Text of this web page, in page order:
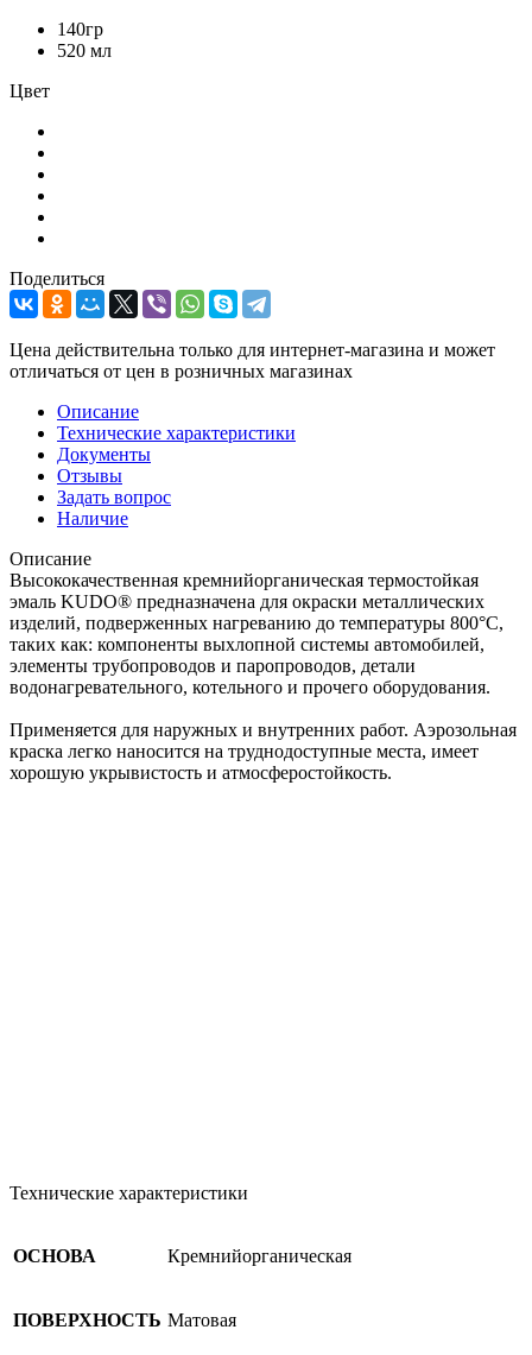
140гр
520 мл
Цвет
Поделиться
Цена действительна только для интернет-магазина и может
отличаться от цен в розничных магазинах
Описание
Технические характеристики
Документы
Отзывы
Задать вопрос
Наличие
Описание
Высококачественная кремнийорганическая термостойкая
эмаль KUDO® предназначена для окраски металлических
изделий, подверженных нагреванию до температуры 800°C,
таких как: компоненты выхлопной системы автомобилей,
элементы трубопроводов и паропроводов, детали
водонагревательного, котельного и прочего оборудования.
Применяется для наружных и внутренних работ. Аэрозольная
краска легко наносится на труднодоступные места, имеет
хорошую укрывистость и атмосферостойкость.
Технические характеристики
ОСНОВА Кремнийорганическая
ПОВЕРХНОСТЬ Матовая